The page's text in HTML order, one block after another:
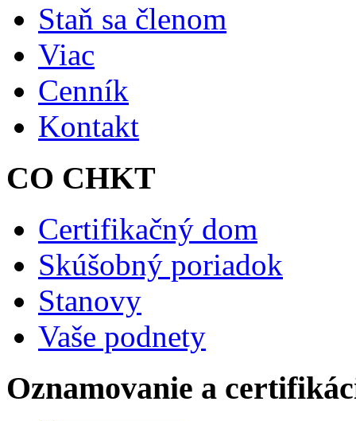
Staň sa členom
Viac
Cenník
Kontakt
CO CHKT
Certifikačný dom
Skúšobný poriadok
Stanovy
Vaše podnety
Oznamovanie a